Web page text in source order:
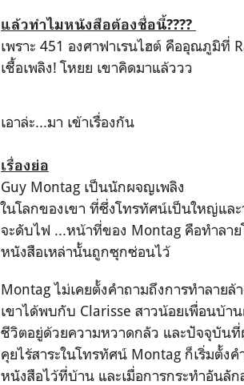
แล้วทำไมหนังสือต้องชื่อนี้????
เพราะ 451 องศาฟาเรนไฮต์ คืออุณภูมิที่
เชื้อเพลิง! โหยย เขาคิดมาแล้ววว
เอาล่ะ...มา เข้าเรื่องกัน
เรื่องย่อ
Guy Montag เป็นนักผจญเพลิง
ในโลกของเขา ที่ซึ่งโทรทัศน์เป็นใหญ่แ
จะดับไฟ ...หน้าที่ของ Montag คือทำล
หนังสือเหล่านั้นถูกซุกซ่อนไว้
Montag ไม่เคยตั้งคำถามถึงการทำลาย
เขาได้พบกับ Clarisse สาวน้อยเพื่อนบ้
ชีวิตอยู่ด้วยความหวาดกลัว และปัจจุบัน
คุยไร้สาระในโทรทัศน์ Montag ก็เริ่มตั้ง
หนังสือไว้ที่บ้าน และเมื่อการกระทำอันลั